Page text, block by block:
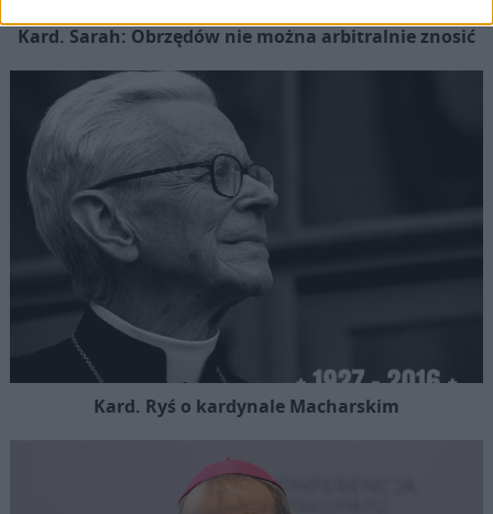
Kard. Sarah: Obrzędów nie można arbitralnie znosić
Kard. Ryś o kardynale Macharskim